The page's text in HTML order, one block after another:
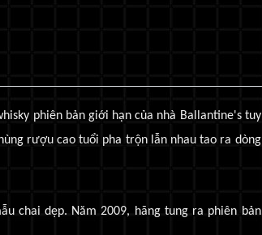
phiên bản giới hạn của nhà Ballantine's tuy
rượu cao tuổi pha trộn lẫn nhau tao ra dòng
chai dẹp. Năm 2009, hãng tung ra phiên bản